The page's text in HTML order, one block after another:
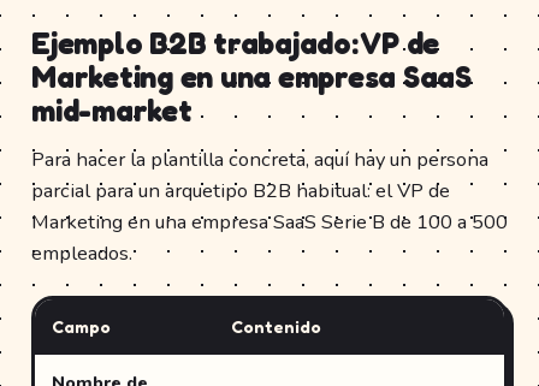
Ejemplo B2B trabajado: VP de
Marketing en una empresa SaaS
mid-market
Para hacer la plantilla concreta, aquí hay un persona
parcial para un arquetipo B2B habitual: el VP de
Marketing en una empresa SaaS Serie B de 100 a 500
empleados.
Campo Contenido